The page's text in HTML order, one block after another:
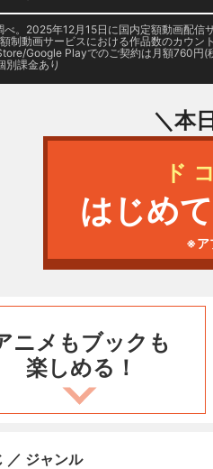
べ。2025年12月15日に国内定額動画配信
制動画サービスにおける作品数のカウン
Google Playでのご契約は月額760円(
別課金あり
＼本
ド
はじめ
※ア
ニメもブックも
楽しめる！
／ ジャンル